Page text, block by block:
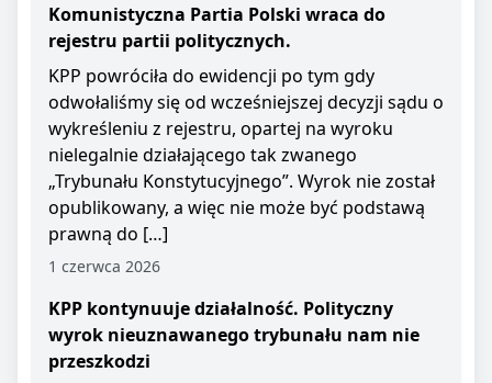
Komunistyczna Partia Polski wraca do
rejestru partii politycznych.
KPP powróciła do ewidencji po tym gdy
odwołaliśmy się od wcześniejszej decyzji sądu o
wykreśleniu z rejestru, opartej na wyroku
nielegalnie działającego tak zwanego
„Trybunału Konstytucyjnego”. Wyrok nie został
opublikowany, a więc nie może być podstawą
prawną do […]
1 czerwca 2026
KPP kontynuuje działalność. Polityczny
wyrok nieuznawanego trybunału nam nie
przeszkodzi